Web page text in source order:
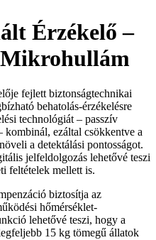
Érzékelő –
Mikrohullám
fejlett biztonságtechnikai
behatolás-érzékelésre
technológiát – passzív
ezáltal csökkentve a
a detektálási pontosságot.
jelfeldolgozás lehetővé teszi
feltételek mellett is.
biztosítja az
hőmérséklet-
lehetővé teszi, hogy a
15 kg tömegű állatok